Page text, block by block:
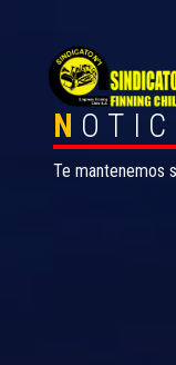
N
Te mantenemos